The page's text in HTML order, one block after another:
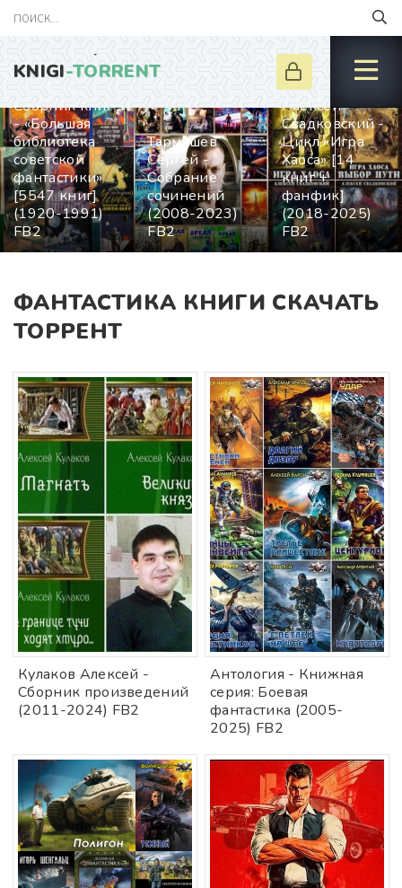
KNIGI-TORRENT
Cбoрник книг
- «Большая
библиотека
советской
фантастики»
[5547 книг]
(1920-1991)
FB2
Тармашев
Сергей -
Собрание
сочинений
(2008-2023)
FB2
Алексей
Свадковский -
Цикл «Игра
Хаоса» [14
книг +
фанфик]
(2018-2025)
FB2
ФАНТАСТИКА КНИГИ СКАЧАТЬ
ТОРРЕНТ
Кулаков Алексей -
Сборник произведений
(2011-2024) FB2
Антология - Книжная
серия: Боевая
фантастика (2005-
2025) FB2